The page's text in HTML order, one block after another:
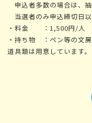
申込者多数の場合は、抽
当選者のみ申込締切日以
・料金 ：1,500円/人
・持ち物 ：ペン等の文
道具類は用意しています。